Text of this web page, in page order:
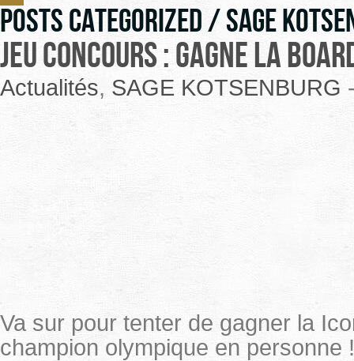
Posts Categorized /SAGE
Jeu concours : gagne la
Actualités, SAGE KOTSENBURG
Va sur pour tenter de gagner la
champion olympique en personne !